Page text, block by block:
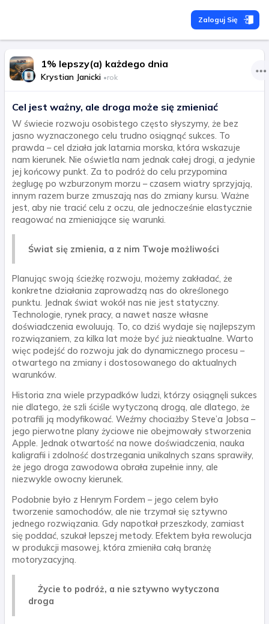
Zaloguj Się
1% lepszy(a) każdego dnia
Krystian Janicki •rok
Cel jest ważny, ale droga może się zmieniać
W świecie rozwoju osobistego często słyszymy, że bez
jasno wyznaczonego celu trudno osiągnąć sukces. To
prawda – cel działa jak latarnia morska, która wskazuje
nam kierunek. Nie oświetla nam jednak całej drogi, a jedynie
jej końcowy punkt. Za to podróż do celu przypomina
żeglugę po wzburzonym morzu – czasem wiatry sprzyjają,
innym razem burze zmuszają nas do zmiany kursu. Ważne
jest, aby nie tracić celu z oczu, ale jednocześnie elastycznie
reagować na zmieniające się warunki.
Świat się zmienia, a z nim Twoje możliwości
Planując swoją ścieżkę rozwoju, możemy zakładać, że
konkretne działania zaprowadzą nas do określonego
punktu. Jednak świat wokół nas nie jest statyczny.
Technologie, rynek pracy, a nawet nasze własne
doświadczenia ewoluują. To, co dziś wydaje się najlepszym
rozwiązaniem, za kilka lat może być już nieaktualne. Warto
więc podejść do rozwoju jak do dynamicznego procesu –
otwartego na zmiany i dostosowanego do aktualnych
warunków.
Historia zna wiele przypadków ludzi, którzy osiągnęli sukces
nie dlatego, że szli ściśle wytyczoną drogą, ale dlatego, że
potrafili ją modyfikować. Weźmy chociażby Steve’a Jobsa –
jego pierwotne plany życiowe nie obejmowały stworzenia
Apple. Jednak otwartość na nowe doświadczenia, nauka
kaligrafii i zdolność dostrzegania unikalnych szans sprawiły,
że jego droga zawodowa obrała zupełnie inny, ale
niezwykle owocny kierunek.
Podobnie było z Henrym Fordem – jego celem było
tworzenie samochodów, ale nie trzymał się sztywno
jednego rozwiązania. Gdy napotkał przeszkody, zamiast
się poddać, szukał lepszej metody. Efektem była rewolucja
w produkcji masowej, która zmieniła całą branżę
motoryzacyjną.
Życie to podróż, a nie sztywno wytyczona
droga